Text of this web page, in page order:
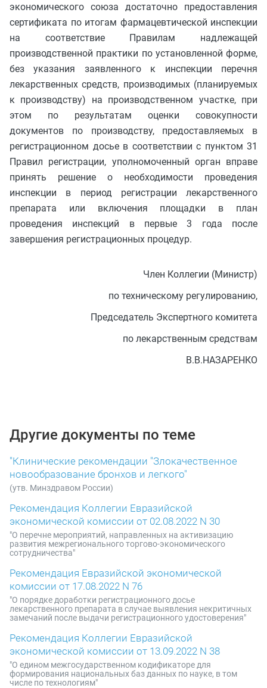
экономического союза достаточно предоставления
сертификата по итогам фармацевтической инспекции
на соответствие Правилам надлежащей
производственной практики по установленной форме,
без указания заявленного к инспекции перечня
лекарственных средств, производимых (планируемых
к производству) на производственном участке, при
этом по результатам оценки совокупности
документов по производству, предоставляемых в
регистрационном досье в соответствии с пунктом 31
Правил регистрации, уполномоченный орган вправе
принять решение о необходимости проведения
инспекции в период регистрации лекарственного
препарата или включения площадки в план
проведения инспекций в первые 3 года после
завершения регистрационных процедур.
Член Коллегии (Министр)
по техническому регулированию,
Председатель Экспертного комитета
по лекарственным средствам
В.В.НАЗАРЕНКО
Другие документы по теме
"Клинические рекомендации "Злокачественное
новообразование бронхов и легкого"
(утв. Минздравом России)
Рекомендация Коллегии Евразийской
экономической комиссии от 02.08.2022 N 30
"О перечне мероприятий, направленных на активизацию
развития межрегионального торгово-экономического
сотрудничества"
Рекомендация Евразийской экономической
комиссии от 17.08.2022 N 76
"О порядке доработки регистрационного досье
лекарственного препарата в случае выявления некритичных
замечаний после выдачи регистрационного удостоверения"
Рекомендация Коллегии Евразийской
экономической комиссии от 13.09.2022 N 38
"О едином межгосударственном кодификаторе для
формирования национальных баз данных по науке, в том
числе по технологиям"